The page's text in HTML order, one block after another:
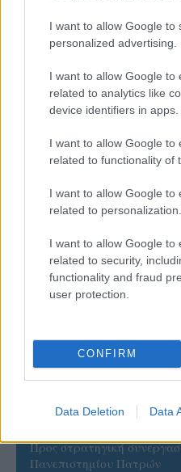
I want to allow Google to
personalized advertising.
I want to allow Google to
related to analytics like
device identifiers in apps.
I want to allow Google to
related to functionality of
I want to allow Google to
related to personalization.
I want to allow Google to
related to security,
functionality and fraud
user protection.
CONFIRM
Data Deletion Data
ΡΟΗ ΕΙΔΗΣΕΩΝ
06/08/2026
Η FIVB σχεδιάζει να
Πρωτάθλημα τον
06/08/2026
Έτοιμη για… υψηλές
με τον «Ιπτάμενο
Ισόπαλο το πρωτο φιλικό
Ουρμπίνο
Προς στρατηγική
Πανεπιστημίου Πατρών